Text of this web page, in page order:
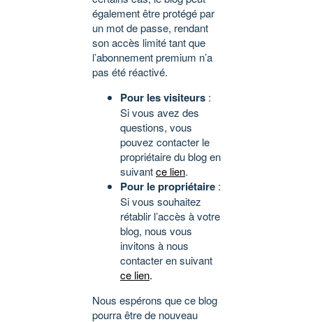
également être protégé par
un mot de passe, rendant
son accès limité tant que
l’abonnement premium n’a
pas été réactivé.
Pour les visiteurs :
Si vous avez des
questions, vous
pouvez contacter le
propriétaire du blog en
suivantce lien.
Pour le propriétaire :
Si vous souhaitez
rétablir l’accès à votre
blog, nous vous
invitons à nous
contacter en suivant
ce lien.
Nous espérons que ce blog
pourra être de nouveau